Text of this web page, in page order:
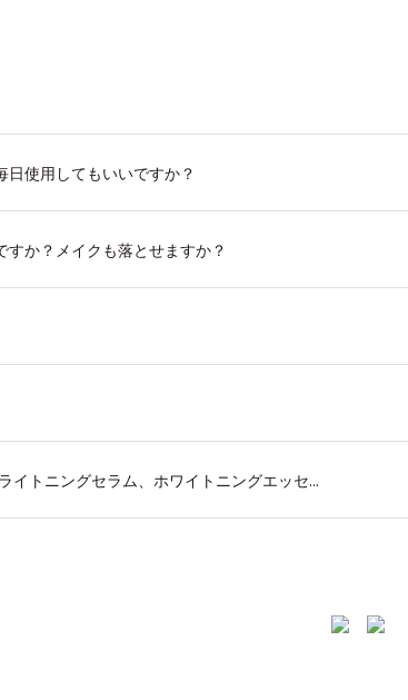
日使用してもいいですか？
すか？メイクも落とせますか？
イトニングセラム、ホワイトニングエッセ...